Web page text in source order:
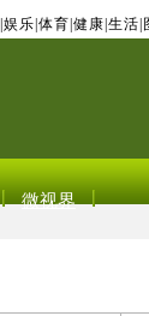
娱乐 体育 健康 生活
微视界